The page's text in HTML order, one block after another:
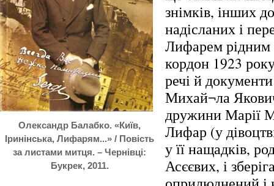
Олександр Балабко. «Київ,
Іринінська, Лифарям...» / Повість
за листами митця. – Чернівці:
Букрек, 2011.
знімків, інших
надісланих і
Лифарем рідним
кордон 1923
речі й
Михай¬ла
дружини Марії
Лифар (у
у її нащадків,
Асєєвих, і